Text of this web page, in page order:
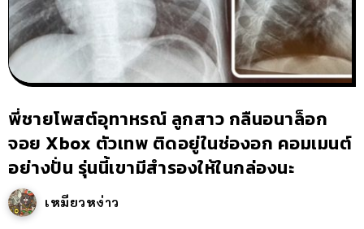
พี่ชายโพสต์อุทาหรณ์ ลูกสาว กลืนอนาล็อก
จอย Xbox ตัวเทพ ติดอยู่ในช่องอก คอมเมนต์
อย่างปั่น รุ่นนี้เขามีสำรองให้ในกล่องนะ
เหมียวหง่าว